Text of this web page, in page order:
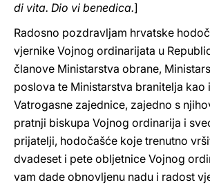
di vita. Dio vi benedica.]
Radosno pozdravljam hrvatske
vjernike Vojnog ordinarijata u
članove Ministarstva obrane,
poslova te Ministarstva branitelja kao
Vatrogasne zajednice, zajedno s
pratnji biskupa Vojnog ordinarija i
prijatelji, hodočašće koje trenutno
dvadeset i pete obljetnice Vojnog
vam dade obnovljenu nadu i radost